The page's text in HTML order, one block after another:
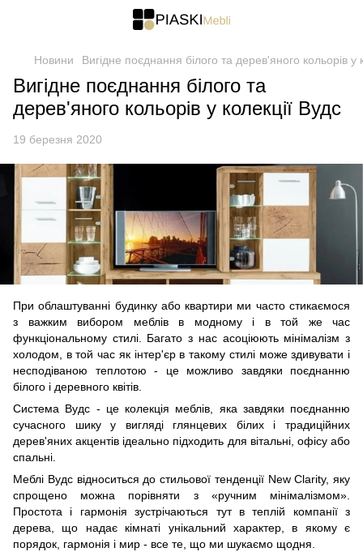
Новини Вигідне поєднання білого та дерев'яного кольорів у
Вигідне поєднання білого та
дерев'яного кольорів у колекції Вудс
19 березня 2020
При облаштуванні будинку або квартири ми часто стикаємося
з важким вибором меблів в модному і в той же час
функціональному стилі. Багато з нас асоціюють мінімалізм з
холодом, в той час як інтер'єр в такому стилі може здивувати і
несподіваною теплотою - це можливо завдяки поєднанню
білого і деревного квітів.
Система Вудс - це колекція меблів, яка завдяки поєднанню
сучасного шику у вигляді глянцевих білих і традиційних
дерев'яних акцентів ідеально підходить для вітальні, офісу або
спальні.
Меблі Вудс відноситься до стильової тенденції New Clarity, яку
спрощено можна порівняти з «ручним мінімалізмом».
Простота і гармонія зустрічаються тут в теплій компанії з
дерева, що надає кімнаті унікальний характер, в якому є
порядок, гармонія і мир - все те, що ми шукаємо щодня.